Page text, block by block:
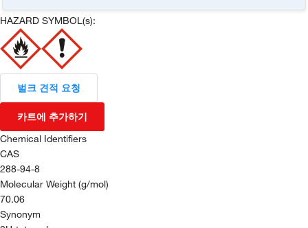
HAZARD SYMBOL(s):
벌크 견적 요청
카트에 추가하기
Chemical Identifiers
CAS
288-94-8
Molecular Weight (g/mol)
70.06
Synonym